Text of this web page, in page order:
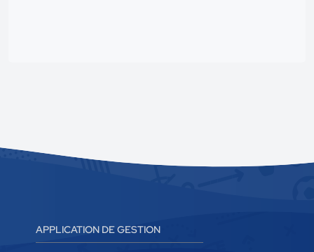
APPLICATION DE GESTION